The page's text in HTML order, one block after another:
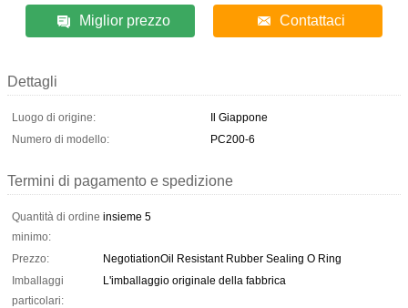
Miglior prezzo Contattaci
Dettagli
Luogo di origine:
Il Giappone
Numero di modello:
PC200-6
Termini di pagamento e spedizione
Quantità di ordine
minimo:
insieme 5
Prezzo:
NegotiationOil Resistant Rubber Sealing O Ring
Imballaggi
particolari:
L'imballaggio originale della fabbrica